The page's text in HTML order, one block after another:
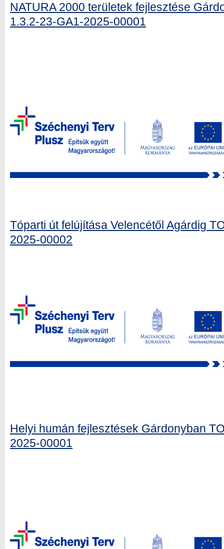
NATURA 2000 területek fejlesztése
1.3.2-23-GA1-2025-00001
Tóparti út felújítása Velencétől Agárdig
2025-00002
Helyi humán fejlesztések Gárdonyban
2025-00001